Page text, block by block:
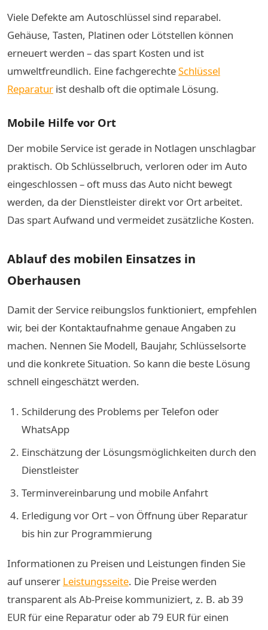
Viele Defekte am Autoschlüssel sind reparabel.
Gehäuse, Tasten, Platinen oder Lötstellen können
erneuert werden – das spart Kosten und ist
umweltfreundlich. Eine fachgerechteSchlüssel
Reparatur ist deshalb oft die optimale Lösung.
Mobile Hilfe vor Ort
Der mobile Service ist gerade in Notlagen unschlagbar
praktisch. Ob Schlüsselbruch, verloren oder im Auto
eingeschlossen – oft muss das Auto nicht bewegt
werden, da der Dienstleister direkt vor Ort arbeitet.
Das spart Aufwand und vermeidet zusätzliche Kosten.
Ablauf des mobilen Einsatzes in
Oberhausen
Damit der Service reibungslos funktioniert, empfehlen
wir, bei der Kontaktaufnahme genaue Angaben zu
machen. Nennen Sie Modell, Baujahr, Schlüsselsorte
und die konkrete Situation. So kann die beste Lösung
schnell eingeschätzt werden.
Schilderung des Problems per Telefon oder
WhatsApp
Einschätzung der Lösungsmöglichkeiten durch den
Dienstleister
Terminvereinbarung und mobile Anfahrt
Erledigung vor Ort – von Öffnung über Reparatur
bis hin zur Programmierung
Informationen zu Preisen und Leistungen finden Sie
auf unserer Leistungsseite. Die Preise werden
transparent als Ab-Preise kommuniziert, z. B. ab 39
EUR für eine Reparatur oder ab 79 EUR für einen